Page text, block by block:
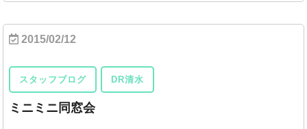
2015/02/12
スタッフブログ DR清水
ミニミニ同窓会